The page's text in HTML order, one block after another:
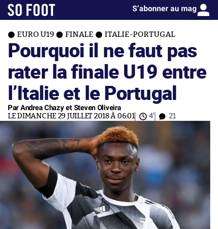
S’abonner au mag
EURO U19 FINALE ITALIE-PORTUGAL
Pourquoi il ne faut pas
rater la finale U19 entre
l’Italie et le Portugal
Par Andrea Chazy et Steven Oliveira
LE DIMANCHE 29 JUILLET 2018 À 06:01 4' 21